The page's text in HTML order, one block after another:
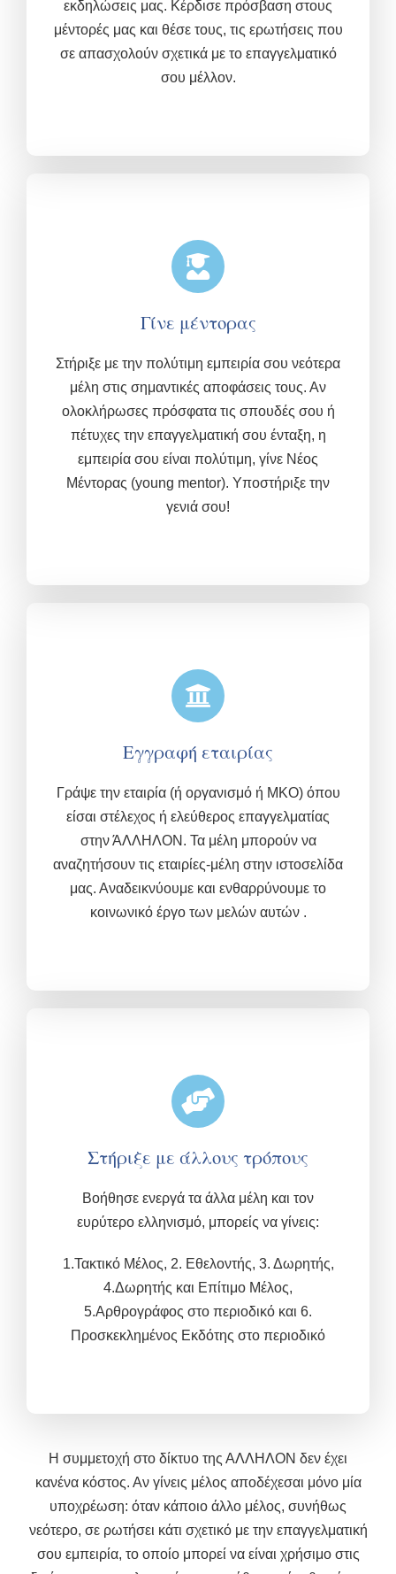
εκδηλώσεις μας. Κέρδισε πρόσβαση στους
μέντορές μας και θέσε τους, τις ερωτήσεις που
σε απασχολούν σχετικά με το επαγγελματικό
σου μέλλον.
Γίνε μέντορας
Στήριξε με την πολύτιμη εμπειρία σου νεότερα
μέλη στις σημαντικές αποφάσεις τους. Αν
ολοκλήρωσες πρόσφατα τις σπουδές σου ή
πέτυχες την επαγγελματική σου ένταξη, η
εμπειρία σου είναι πολύτιμη, γίνε Νέος
Μέντορας (young mentor). Υποστήριξε την
γενιά σου!
Εγγραφή εταιρίας
Γράψε την εταιρία (ή οργανισμό ή ΜΚΟ) όπου
είσαι στέλεχος ή ελεύθερος επαγγελματίας
στην ΆΛΛΗΛΟΝ. Τα μέλη μπορούν να
αναζητήσουν τις εταιρίες-μέλη στην ιστοσελίδα
μας. Αναδεικνύουμε και ενθαρρύνουμε το
κοινωνικό έργο των μελών αυτών .
Στήριξε με άλλους τρόπους
Βοήθησε ενεργά τα άλλα μέλη και τον
ευρύτερο ελληνισμό, μπορείς να γίνεις:
1.Τακτικό Μέλος, 2. Εθελοντής, 3. Δωρητής,
4.Δωρητής και Επίτιμο Μέλος,
5.Αρθρογράφος στο περιοδικό και 6.
Προσκεκλημένος Εκδότης στο περιοδικό
Η συμμετοχή στο δίκτυο της ΑΛΛΗΛΟΝ δεν έχει
κανένα κόστος. Αν γίνεις μέλος αποδέχεσαι μόνο μία
υποχρέωση: όταν κάποιο άλλο μέλος, συνήθως
νεότερο, σε ρωτήσει κάτι σχετικό με την επαγγελματική
σου εμπειρία, το οποίο μπορεί να είναι χρήσιμο στις